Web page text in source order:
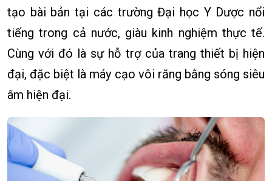
tạo bài bản tại các trường Đại học Y Dược nổi
tiếng trong cả nước, giàu kinh nghiệm thực tế.
Cùng với đó là sự hỗ trợ của trang thiết bị hiện
đại, đặc biệt là máy cạo vôi răng bằng sóng siêu
âm hiện đại.